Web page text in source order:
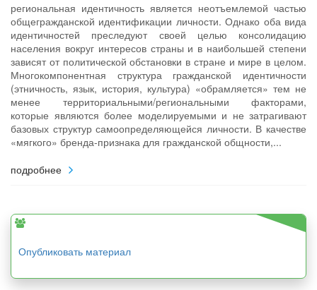
региональная идентичность является неотъемлемой частью
общегражданской идентификации личности. Однако оба вида
идентичностей преследуют своей целью консолидацию
населения вокруг интересов страны и в наибольшей степени
зависят от политической обстановки в стране и мире в целом.
Многокомпонентная структура гражданской идентичности
(этничность, язык, история, культура) «обрамляется» тем не
менее территориальными/региональными факторами,
которые являются более моделируемыми и не затрагивают
базовых структур самоопределяющейся личности. В качестве
«мягкого» бренда-признака для гражданской общности,...
подробнее
Опубликовать материал